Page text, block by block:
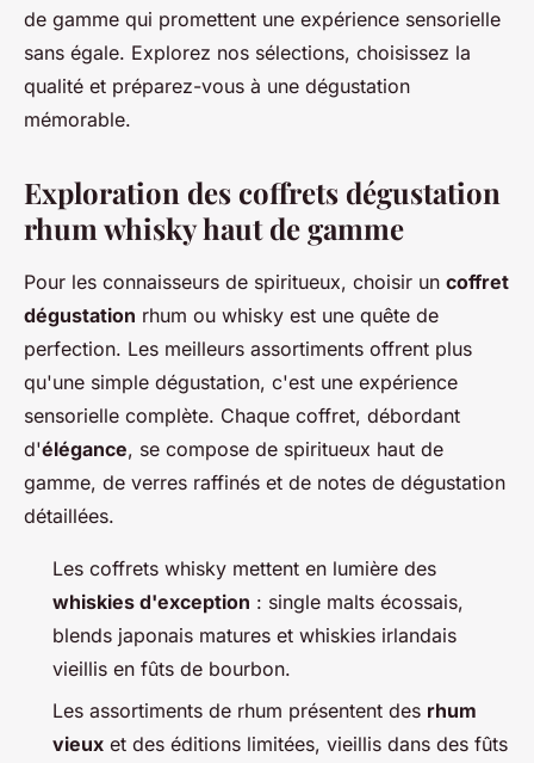
de gamme qui promettent une expérience sensorielle
sans égale. Explorez nos sélections, choisissez la
qualité et préparez-vous à une dégustation
mémorable.
Exploration des coffrets dégustation
rhum whisky haut de gamme
Pour les connaisseurs de spiritueux, choisir un coffret
dégustation rhum ou whisky est une quête de
perfection. Les meilleurs assortiments offrent plus
qu'une simple dégustation, c'est une expérience
sensorielle complète. Chaque coffret, débordant
d'élégance, se compose de spiritueux haut de
gamme, de verres raffinés et de notes de dégustation
détaillées.
Les coffrets whisky mettent en lumière des
whiskies d'exception : single malts écossais,
blends japonais matures et whiskies irlandais
vieillis en fûts de bourbon.
Les assortiments de rhum présentent des rhum
vieux et des éditions limitées, vieillis dans des fûts